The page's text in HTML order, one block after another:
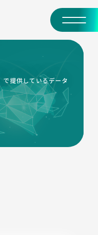
で提供しているデータ